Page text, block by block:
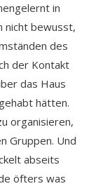
in
nicht bewusst,
des
der Kontakt
das Haus
hätten.
organisieren,
Gruppen. Und
abseits
öfters was